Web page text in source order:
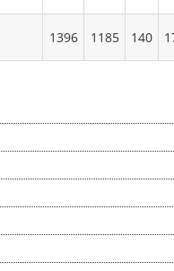
1396 1185 140